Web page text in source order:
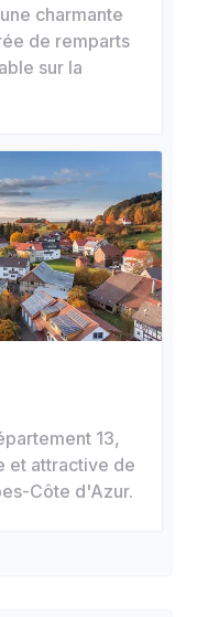
charmante
de remparts
sur la
13,
et attractive de
Côte d'Azur.